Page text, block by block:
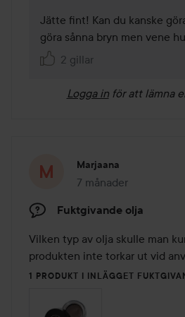
Jätte fint! Kan du kanske
göra sånna bryn men vene
2 gillar
Logga in för att lämna
Marjaana
7 månader
Inlägget skapades 7
Fuktgivande olja
Vilken typ av olja skulle man
produkten inte torkar ut vid
1 PRODUKT I INLÄGGET